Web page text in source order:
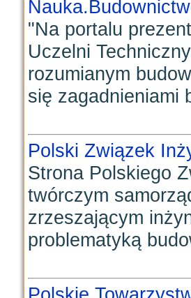
"Na portalu
Uczelni
rozumianym
się zagadnieniami
Polski Związek
Strona Polskiego
twórczym
zrzeszającym
problematyką